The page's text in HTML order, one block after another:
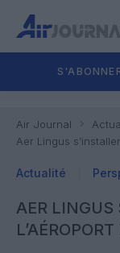
Air Journal
Aer Lingus
Actualité
AER LINGUS